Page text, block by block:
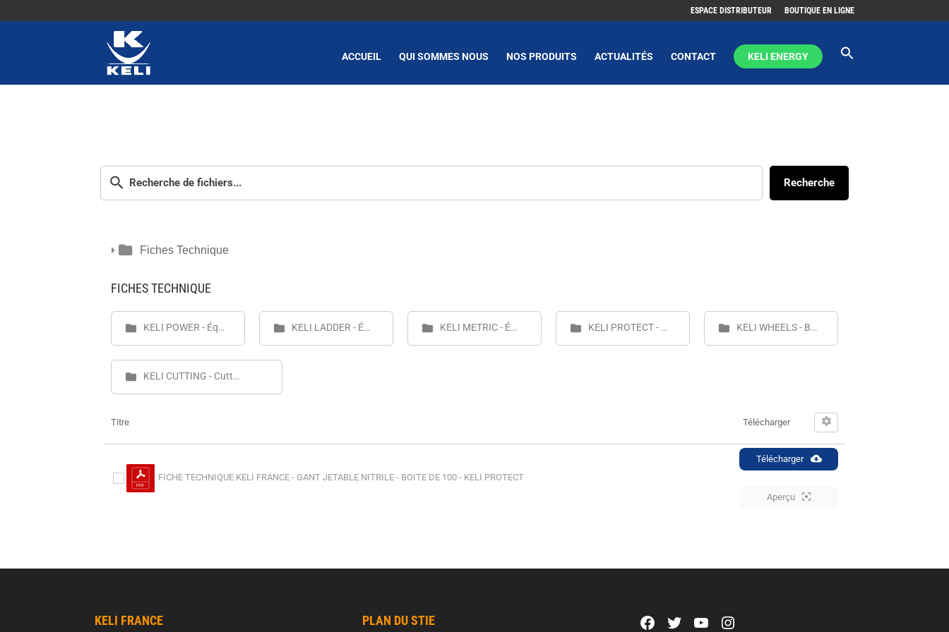
ESPACE DISTRIBUTEUR BOUTIQUE EN LIGNE
ACCUEIL QUI SOMMES NOUS NOS PRODUITS ACTUALITÉS CONTACT KELI ENERGY
Recherche
Fiches Technique
FICHES TECHNIQUE
KELI POWER - Équipement Électrique et Éclairage - FT KELI LADDER - Équipement d'élévation aluminium - FT KELI METRIC - Équipement de Mesure Pro - FT KELI PROTECT - Équipement de Protection Individuel - FT KELI WHEELS - Bouettes & Diables - FT
KELI CUTTING - Cutters & Disques de coupe - FT
Titre Télécharger
FICHE TECHNIQUE KELI FRANCE - GANT JETABLE NITRILE - BOITE DE 100 - KELI PROTECT
Télécharger
Aperçu
KELI FRANCE PLAN DU STIE Facebook
TwitterYouTubeInstagram